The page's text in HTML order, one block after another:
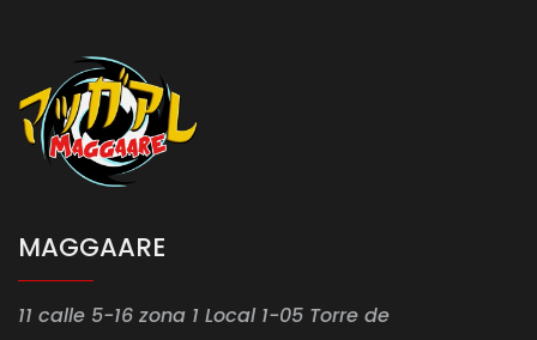
MAGGAARE
11 calle 5-16 zona 1 Local 1-05 Torre de